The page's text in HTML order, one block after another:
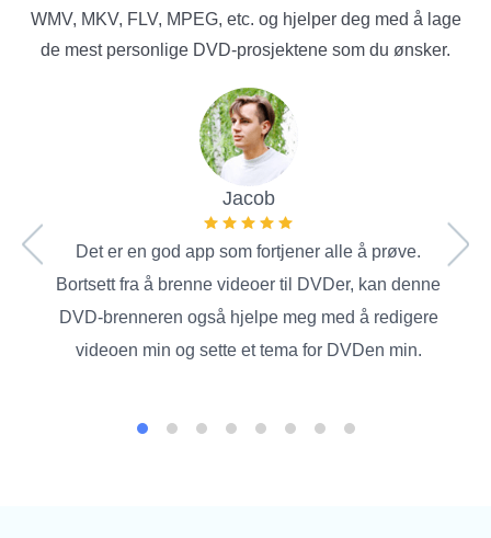
WMV, MKV, FLV, MPEG, etc. og hjelper deg med å lage
de mest personlige DVD-prosjektene som du ønsker.
Jacob
Det er en god app som fortjener alle å prøve.
Bortsett fra å brenne videoer til DVDer, kan denne
DVD-brenneren også hjelpe meg med å redigere
videoen min og sette et tema for DVDen min.